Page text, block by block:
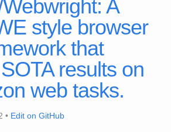
A
style browser
that
results on
web tasks.
• Edit on GitHub